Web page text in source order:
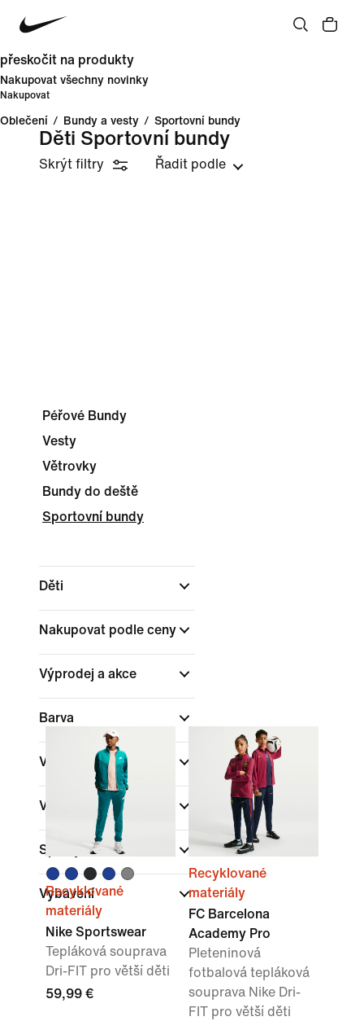
přeskočit na produkty
Nakupovat všechny novinky
Nakupovat
Oblečení / Bundy a vesty / Sportovní bundy
Děti Sportovní bundy
Skrýt filtry Řadit podle
Péřové Bundy
Vesty
Větrovky
Bundy do deště
Sportovní bundy
Děti
Nakupovat podle ceny
Výprodej a akce
Barva
Věk dětí
Velikosti
Sporty
Vybavení
Recyklované
materiály
Nike Sportswear
Tepláková souprava
Dri-FIT pro větší děti
59,99 €
Recyklované
materiály
FC Barcelona
Academy Pro
Pleteninová
fotbalová tepláková
souprava Nike Dri-
FIT pro větší děti